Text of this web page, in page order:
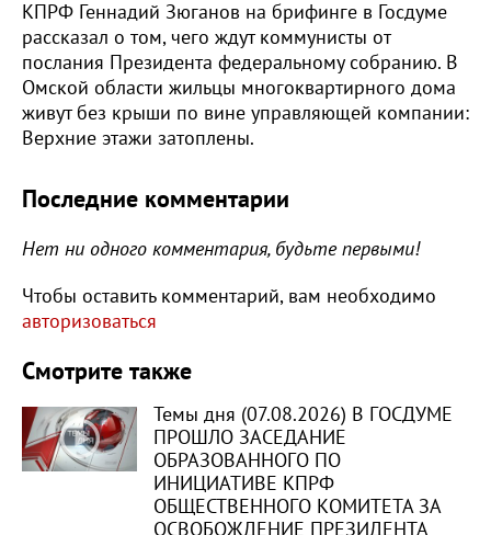
КПРФ Геннадий Зюганов на брифинге в Госдуме
рассказал о том, чего ждут коммунисты от
послания Президента федеральному собранию. В
Омской области жильцы многоквартирного дома
живут без крыши по вине управляющей компании:
Верхние этажи затоплены.
Последние комментарии
Нет ни одного комментария, будьте первыми!
Чтобы оставить комментарий, вам необходимо
авторизоваться
Смотрите также
Темы дня (07.08.2026) В ГОСДУМЕ
ПРОШЛО ЗАСЕДАНИЕ
ОБРАЗОВАННОГО ПО
ИНИЦИАТИВЕ КПРФ
ОБЩЕСТВЕННОГО КОМИТЕТА ЗА
ОСВОБОЖДЕНИЕ ПРЕЗИДЕНТА